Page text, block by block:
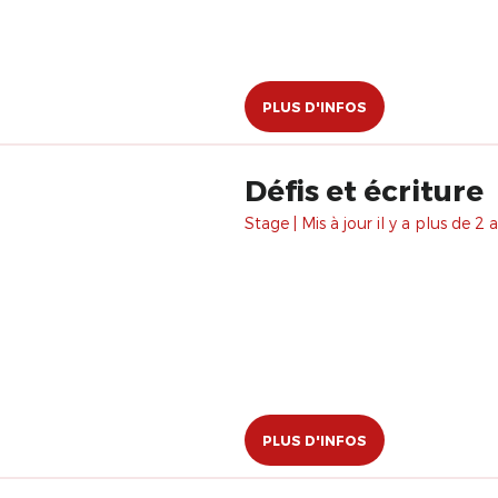
PLUS D'INFOS
Défis et écriture
Stage | Mis à jour il y a plus de 2
PLUS D'INFOS